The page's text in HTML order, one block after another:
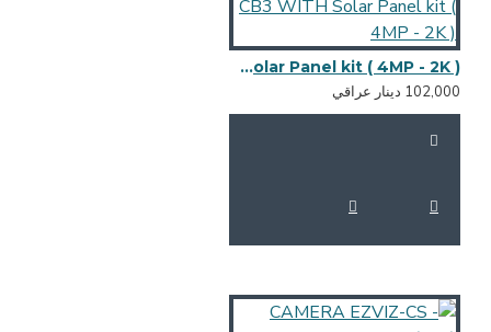
CAMERA EZVIZ-CS - CB3 WITH Solar Panel kit ( 4MP - 2K )
دينار عراقي